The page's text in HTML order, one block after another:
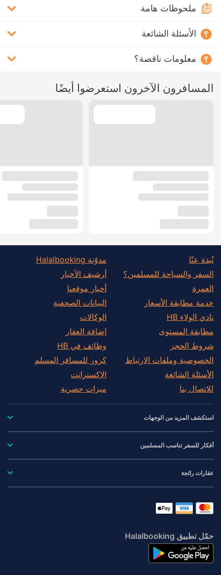
ملحوظات هامة
الأسئلة الشائعة
معلومات ناقصة؟
المسافرون الآخرون استعرضوا أيضًا
نُبذة عنّا
السفر والسياحة للمسلمين؟
العمرة
خدمة مطابقة الأسعار
نادي الولاء HB
مطابقة المستوى
شروط الحجز
الخصوصية وملفات الارتباط
الأسئلة الشائعة
للاتصال بنا
مدوّنة Halalbooking
أرشيف الأخبار
أخبار موقعنا
البيانات الصحفية
الوكالات
إضافة العقار
وظائف في HB
كروز للمسافر المسلم
الإكسترانت
ميزات حصرية
استكشف المزيد من الوجهات
أفكار للسفر تناسب المسلمين
عقارات رائجة
حمّل تطبيق Halalbooking